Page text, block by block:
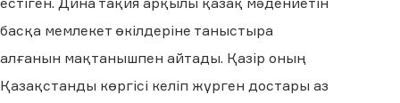
басқа мемлекет өкілдеріне таныстыра
алғанын мақтанышпен айтады. Қазір оның
Қазақстанды көргісі келіп жүрген достары аз